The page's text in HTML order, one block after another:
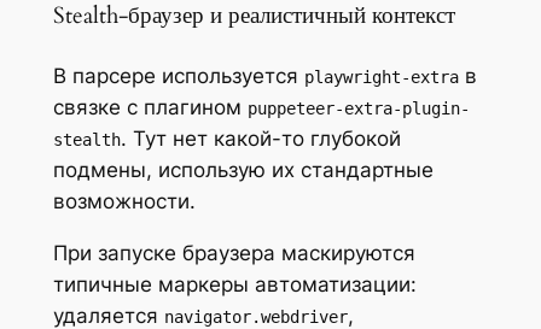
Stealth-браузер и реалистичный контекст
В парсере используется playwright-extraв
связке с плагином puppeteer-extra-plugin-
stealth. Тут нет какой-то глубокой
подмены, использую их стандартные
возможности.
При запуске браузера маскируются
типичные маркеры автоматизации:
удаляется navigator.webdriver,